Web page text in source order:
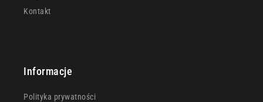
Informacje
Polityka prywatności
Kontakt